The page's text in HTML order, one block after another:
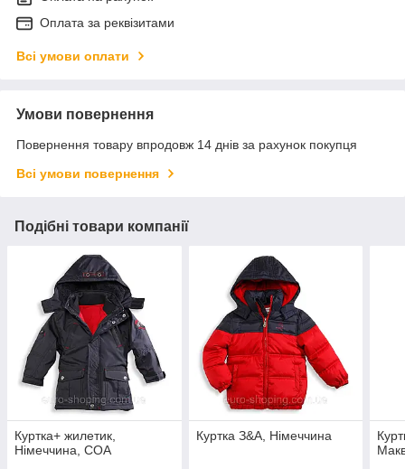
Оплата за реквізитами
Всі умови оплати
Умови повернення
Повернення товару впродовж 14 днів за рахунок покупця
Всі умови повернення
Подібні товари компанії
Куртка+ жилетик,
Німеччина, COA
Куртка З&А, Німеччина